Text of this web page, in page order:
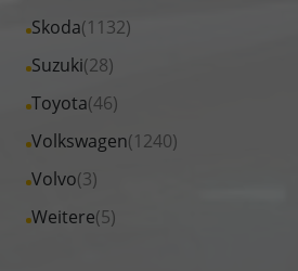
anzeigen
Renault
anzeigen
Fahrzeuge
Seat
anzeigen
Skoda(1132)
Alle
Fahrzeuge
Skoda
anzeigen
Suzuki(28)
Alle
Fahrzeuge
Suzuki
anzeigen
Toyota(46)
Alle
Fahrzeuge
Toyota
anzeigen
Volkswagen(1240)
Alle
Fahrzeuge
Volkswagen
Volvo(3)
Alle
Fahrzeuge
Weitere(5)
Alle